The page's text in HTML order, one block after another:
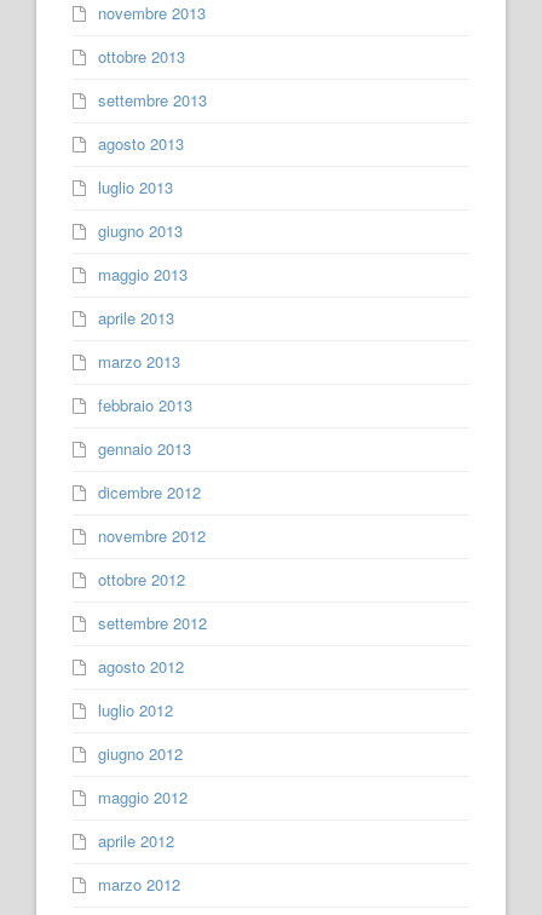
novembre 2013
ottobre 2013
settembre 2013
agosto 2013
luglio 2013
giugno 2013
maggio 2013
aprile 2013
marzo 2013
febbraio 2013
gennaio 2013
dicembre 2012
novembre 2012
ottobre 2012
settembre 2012
agosto 2012
luglio 2012
giugno 2012
maggio 2012
aprile 2012
marzo 2012